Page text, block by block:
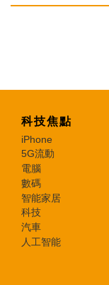
科技焦點
iPhone
5G流動
電腦
數碼
智能家居
科技
汽車
人工智能